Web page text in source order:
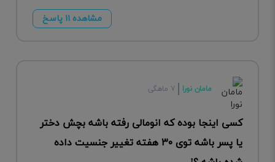
مشاهده ۱۱ پاسخ
مامان نورا ۷ ماهگی
کسی اینجا بوده که انومالی رفته باشه بچش دختر
یا پسر باشه توی ۳۰ هفته تغییر جنسیت داده